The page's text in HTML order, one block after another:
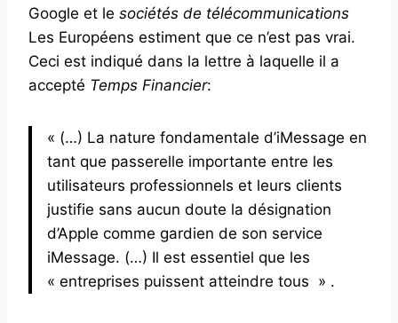
Google et le sociétés de télécommunications
Les Européens estiment que ce n’est pas vrai.
Ceci est indiqué dans la lettre à laquelle il a
accepté Temps Financier:
« (…) La nature fondamentale d’iMessage en
tant que passerelle importante entre les
utilisateurs professionnels et leurs clients
justifie sans aucun doute la désignation
d’Apple comme gardien de son service
iMessage. (…) Il est essentiel que les
« entreprises puissent atteindre tous » .